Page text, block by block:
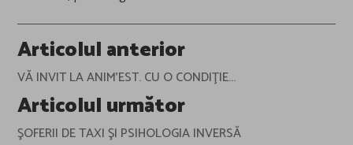
Post
navigation
Articolul anterior
VĂ INVIT LA ANIM'EST. CU O CONDIŢIE...
Articolul următor
ŞOFERII DE TAXI ŞI PSIHOLOGIA INVERSĂ